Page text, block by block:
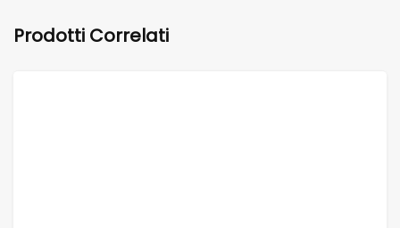
Prodotti Correlati